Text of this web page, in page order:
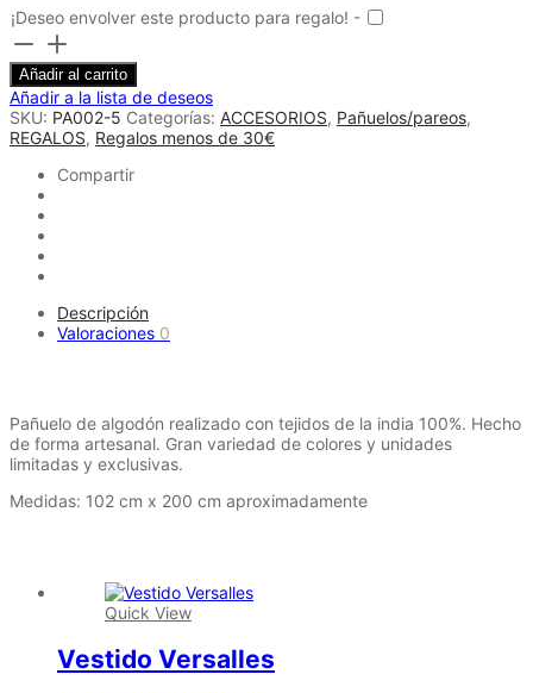
¡Deseo envolver este producto para regalo! -
Pañuelo/pareo
de
algodón
fuscia
cantidad
Añadir al carrito
Añadir a la lista de deseos
SKU: PA002-5 Categorías: ACCESORIOS, Pañuelos/pareos,
REGALOS, Regalos menos de 30€
Compartir
Descripción
Valoraciones 0
Pañuelo de algodón realizado con tejidos de la india 100%. Hecho
de forma artesanal. Gran variedad de colores y unidades
limitadas y exclusivas.
Medidas: 102 cm x 200 cm aproximadamente
Quick View
Vestido Versalles